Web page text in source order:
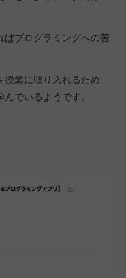
ばプログラミングへの苦
授業に取り入れるため
でいるようです。